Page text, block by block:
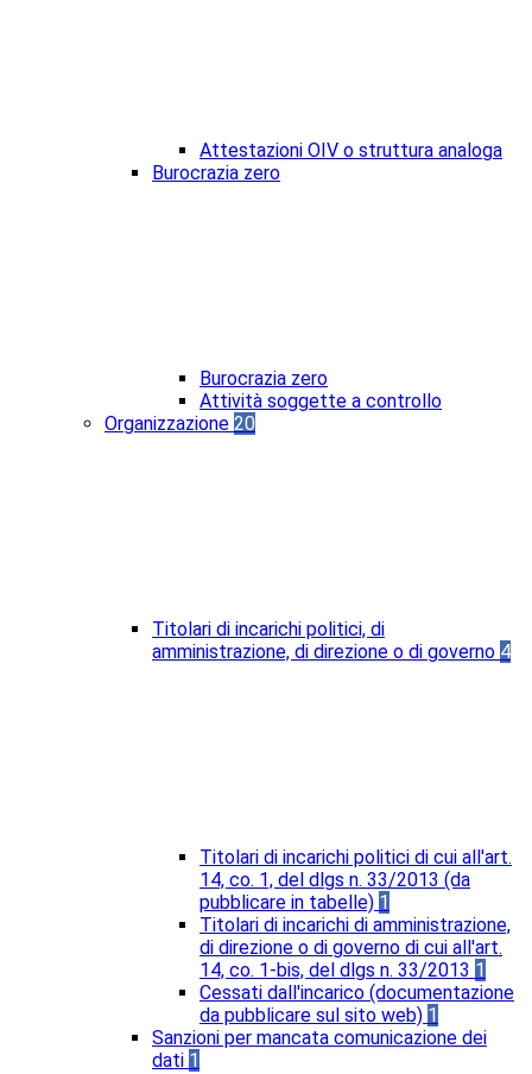
Attestazioni OIV o struttura analoga
Burocrazia zero
Burocrazia zero
Attività soggette a controllo
Organizzazione 20
Titolari di incarichi politici, di
amministrazione, di direzione o di governo 4
Titolari di incarichi politici di cui all'art.
14, co. 1, del dlgs n. 33/2013 (da
pubblicare in tabelle) 1
Titolari di incarichi di amministrazione,
di direzione o di governo di cui all'art.
14, co. 1-bis, del dlgs n. 33/2013 1
Cessati dall'incarico (documentazione
da pubblicare sul sito web) 1
Sanzioni per mancata comunicazione dei
dati 1